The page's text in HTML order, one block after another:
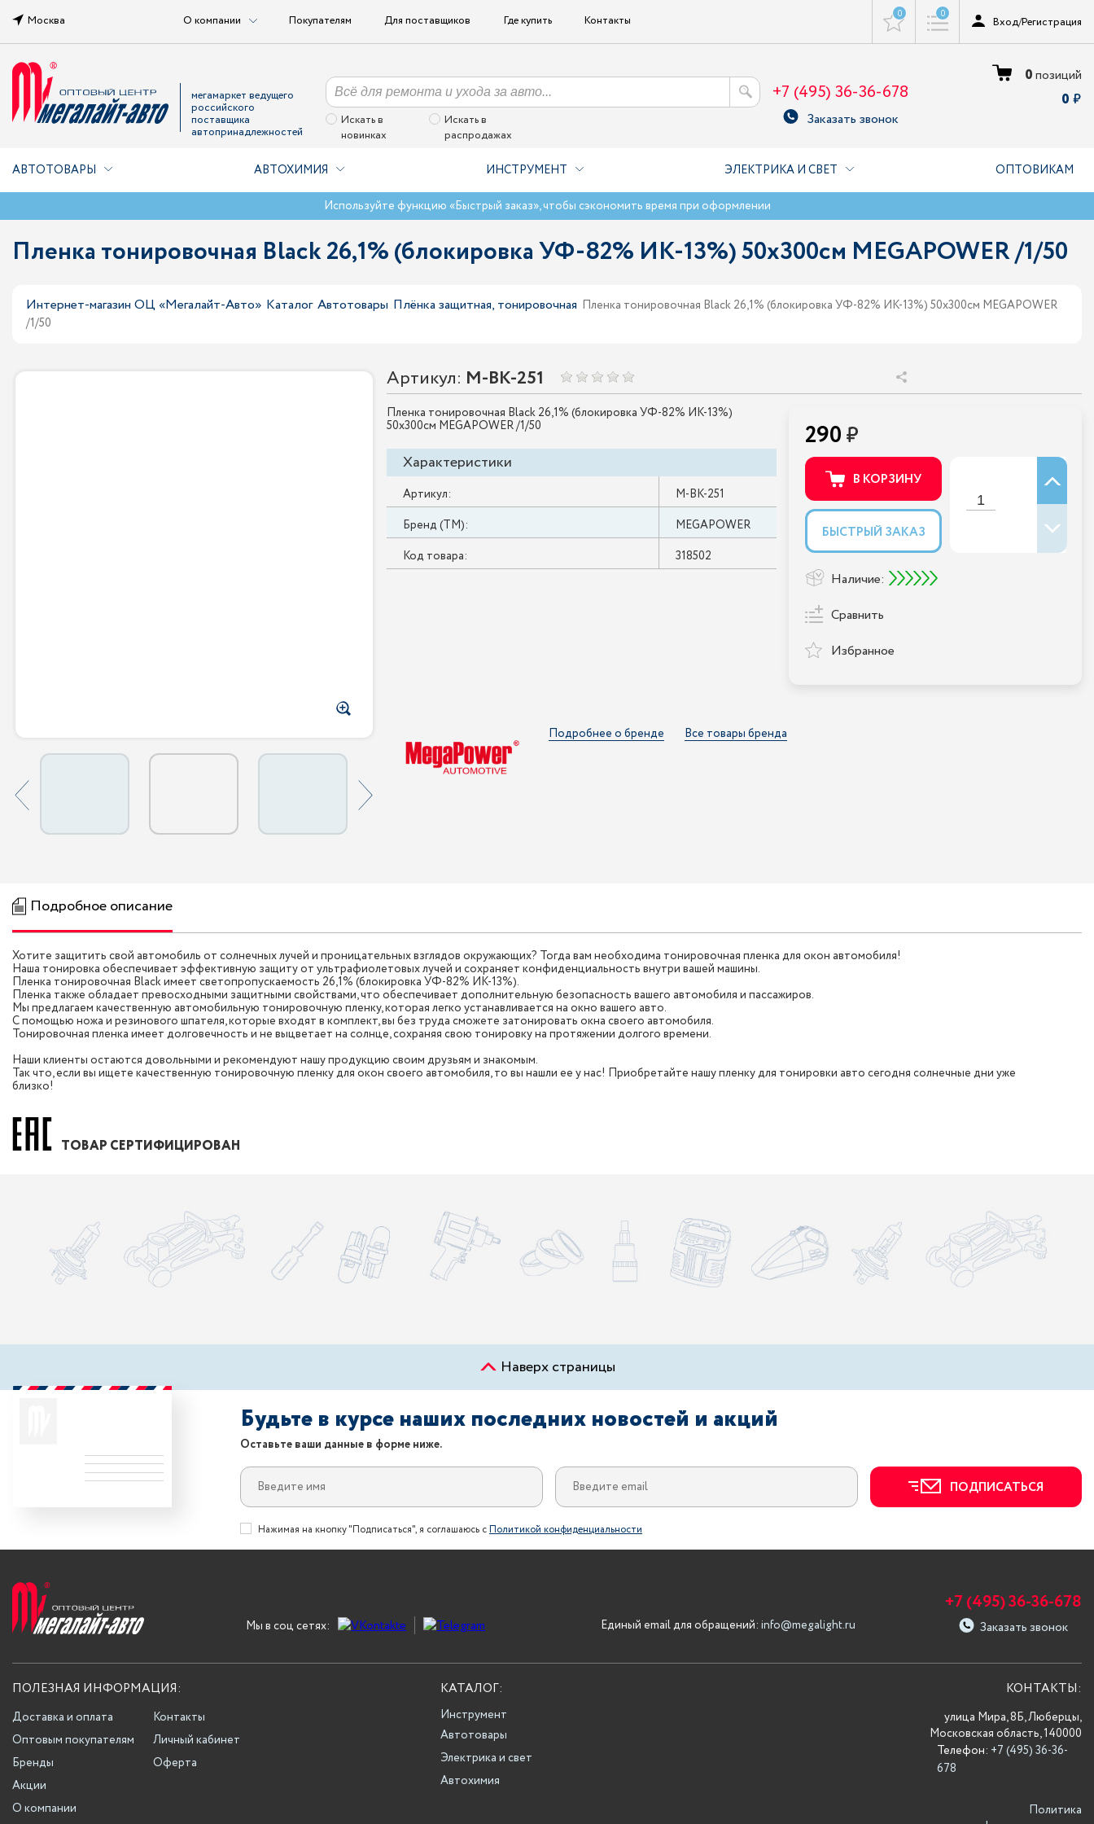
Москва О компании Покупателям Для поставщиков Где купить Контакты 0 0
Вход/Регистрация
мегамаркет ведущего
российского
поставщика
автопринадлежностей
Искать в
новинках
Искать в
распродажах
+7 (495) 36-36-678
Заказать звонок
0позиций
0
АВТОТОВАРЫ АВТОХИМИЯ ИНСТРУМЕНТ ЭЛЕКТРИКА И СВЕТ ОПТОВИКАМ
Используйте функцию «Быстрый заказ», чтобы сэкономить время при оформлении
Пленка тонировочная Black 26,1% (блокировка УФ-82% ИК-13%) 50х300см MEGAPOWER /1/50
Интернет-магазин ОЦ «Мегалайт-Авто» Каталог Автотовары Плёнка защитная, тонировочная Пленка тонировочная Black 26,1% (блокировка УФ-82% ИК-13%) 50х300см MEGAPOWER
/1/50
Артикул: M-BK-251
Пленка тонировочная Black 26,1% (блокировка УФ-82% ИК-13%)
50х300см MEGAPOWER /1/50
Характеристики
Артикул:
M-BK-251
Бренд (ТМ):
MEGAPOWER
Код товара:
318502
290
В КОРЗИНУ
БЫСТРЫЙ ЗАКАЗ
Наличие:
Сравнить
Избранное
Подробнее о бренде Все товары бренда
Подробное описание
Хотите защитить свой автомобиль от солнечных лучей и проницательных взглядов окружающих? Тогда вам необходима тонировочная пленка для окон автомобиля!
Наша тонировка обеспечивает эффективную защиту от ультрафиолетовых лучей и сохраняет конфиденциальность внутри вашей машины.
Пленка тонировочная Black имеет светопропускаемость 26,1% (блокировка УФ-82% ИК-13%).
Пленка также обладает превосходными защитными свойствами, что обеспечивает дополнительную безопасность вашего автомобиля и пассажиров.
Мы предлагаем качественную автомобильную тонировочную пленку, которая легко устанавливается на окно вашего авто.
С помощью ножа и резинового шпателя, которые входят в комплект, вы без труда сможете затонировать окна своего автомобиля.
Тонировочная пленка имеет долговечность и не выцветает на солнце, сохраняя свою тонировку на протяжении долгого времени.
Наши клиенты остаются довольными и рекомендуют нашу продукцию своим друзьям и знакомым.
Так что, если вы ищете качественную тонировочную пленку для окон своего автомобиля, то вы нашли ее у нас! Приобретайте нашу пленку для тонировки авто сегодня солнечные дни уже
близко!
ТОВАР СЕРТИФИЦИРОВАН
Наверх страницы
Будьте в курсе наших последних новостей и акций
Оставьте ваши данные в форме ниже.
ПОДПИСАТЬСЯ
Нажимая на кнопку "Подписаться", я соглашаюсь сПолитикой конфиденциальности
Мы в соц сетях: Единый email для обращений: info@megalight.ru
+7 (495) 36-36-678
Заказать звонок
ПОЛЕЗНАЯ ИНФОРМАЦИЯ:
Доставка и оплата
Оптовым покупателям
Бренды
Акции
О компании
Контакты
Личный кабинет
Оферта
КАТАЛОГ:
Инструмент
Автотовары
Электрика и свет
Автохимия
КОНТАКТЫ:
улица Мира, 8Б, Люберцы,
Московская область, 140000
Телефон: +7 (495) 36-36-
678
Политика